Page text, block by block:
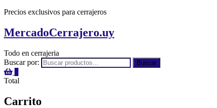
Precios exclusivos para cerrajeros
MercadoCerrajero.uy
Todo en cerrajeria
Buscar por:
Buscar
Total
Carrito